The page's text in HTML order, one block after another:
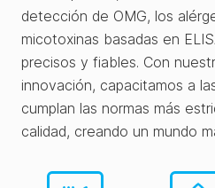
detección de OMG, los
micotoxinas basadas en
precisos y fiables. Con
innovación, capacitamos a
cumplan las normas más
calidad, creando un mundo